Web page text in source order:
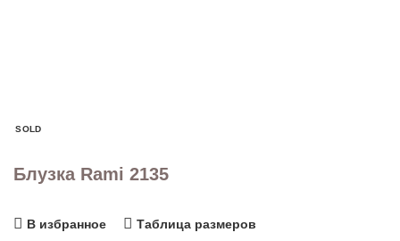
SOLD
Блузка Rami 2135
В избранное Таблица размеров